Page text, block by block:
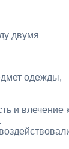
двумя
одежды,
и влечение